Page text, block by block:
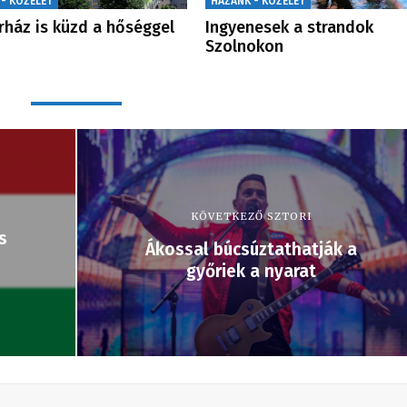
is küzd a hőséggel
Ingyenesek a strandok
Szolnokon
KÖVETKEZŐ SZTORI
Ákossal búcsúztathatják a
győriek a nyarat